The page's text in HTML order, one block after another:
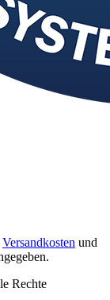
Versandkosten und
Rechte